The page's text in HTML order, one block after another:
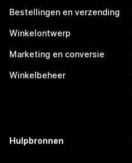
Bestellingen en verzending
Winkelontwerp
Marketing en conversie
Winkelbeheer
Hulpbronnen